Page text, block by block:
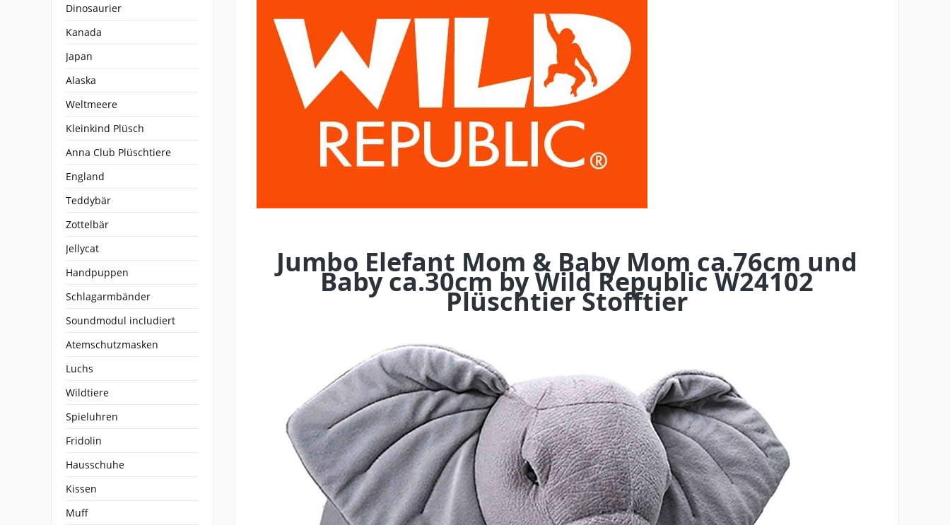
Dinosaurier
Kanada
Japan
Alaska
Weltmeere
Kleinkind Plüsch
Anna Club Plüschtiere
England
Teddybär
Zottelbär
Jellycat
Handpuppen
Schlagarmbänder
Soundmodul includiert
Atemschutzmasken
Luchs
Wildtiere
Spieluhren
Fridolin
Hausschuhe
Kissen
Muff
Jumbo Elefant Mom & Baby Mom ca.76cm und
Baby ca.30cm by Wild Republic W24102
Plüschtier Stofftier